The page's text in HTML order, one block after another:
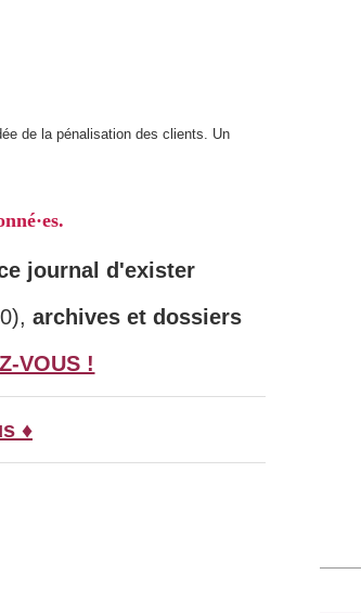
de la pénalisation des clients. Un
journal d'exister
archives et dossiers
VOUS !
♦